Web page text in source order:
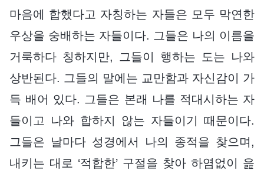
마음에 합했다고 자칭하는 자들은 모두 막연한
우상을 숭배하는 자들이다. 그들은 나의 이름을
거룩하다 칭하지만, 그들이 행하는 도는 나와
상반된다. 그들의 말에는 교만함과 자신감이 가
득 배어 있다. 그들은 본래 나를 적대시하는 자
들이고 나와 합하지 않는 자들이기 때문이다.
그들은 날마다 성경에서 나의 종적을 찾으며,
내키는 대로 ‘적합한’ 구절을 찾아 하염없이 읊